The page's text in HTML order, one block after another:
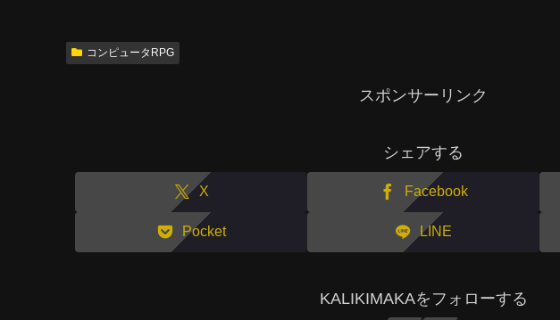
コンピュータRPG
スポンサーリンク
シェアする
X Facebook
Pocket LINE
KALIKIMAKAをフォローする